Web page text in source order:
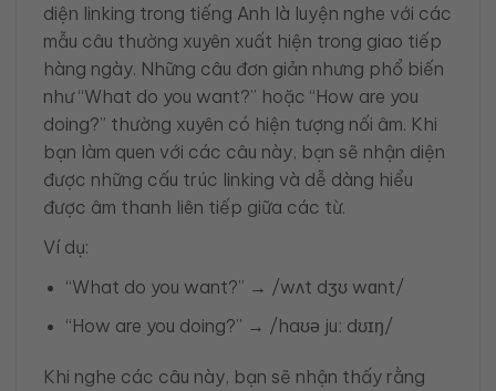
diện linking trong tiếng Anh là luyện nghe với các
mẫu câu thường xuyên xuất hiện trong giao tiếp
hàng ngày. Những câu đơn giản nhưng phổ biến
như “What do you want?” hoặc “How are you
doing?” thường xuyên có hiện tượng nối âm. Khi
bạn làm quen với các câu này, bạn sẽ nhận diện
được những cấu trúc linking và dễ dàng hiểu
được âm thanh liên tiếp giữa các từ.
Ví dụ:
“What do you want?” → /wʌt dʒʊ wɑnt/
“How are you doing?” → /haʊə juː dʊɪŋ/
Khi nghe các câu này, bạn sẽ nhận thấy rằng